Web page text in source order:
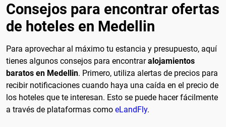
Consejos para encontrar ofertas
de hoteles en Medellin
Para aprovechar al máximo tu estancia y presupuesto, aquí
tienes algunos consejos para encontraralojamientos
baratos en Medellin. Primero, utiliza alertas de precios para
recibir notificaciones cuando haya una caída en el precio de
los hoteles que te interesan. Esto se puede hacer fácilmente
a través de plataformas como eLandFly.